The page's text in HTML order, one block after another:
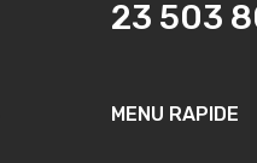
23 503
MENU RAPIDE